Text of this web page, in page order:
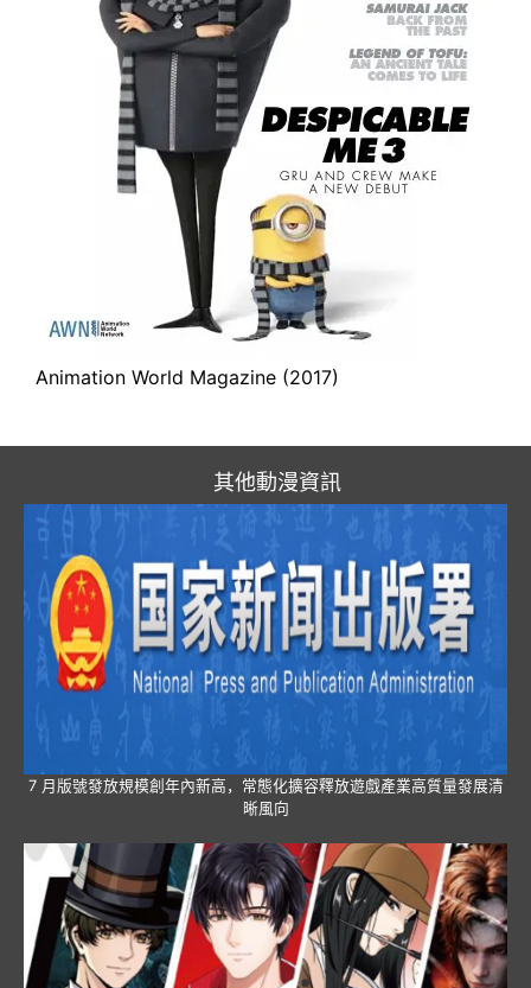
Animation World Magazine (2017)
其他動漫資訊
7 月版號發放規模創年內新高，常態化擴容釋放遊戲產業高質量發展清
晰風向